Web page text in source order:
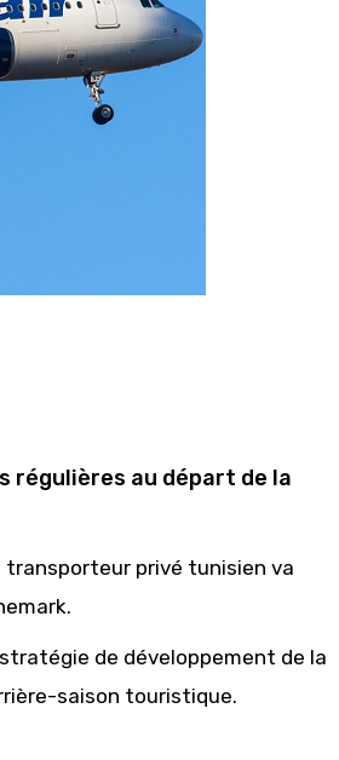
régulières au départ de la
transporteur privé tunisien va
de développement de la
saison touristique.